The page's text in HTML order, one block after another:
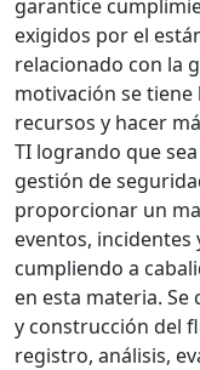
garantice
exigidos por el
relacionado con la
motivación se
recursos y hacer
TI logrando que
gestión de
proporcionar un
eventos,
cumpliendo a
en esta materia.
y construcción del
registro, análisis,